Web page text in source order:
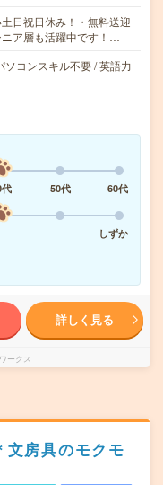
日祝日休み！・無料送迎
ア層も活躍中です！…
ソコンスキル不要 / 英語力
50代
60代
しずか
詳しく見る
ークス
文房具のモクモ